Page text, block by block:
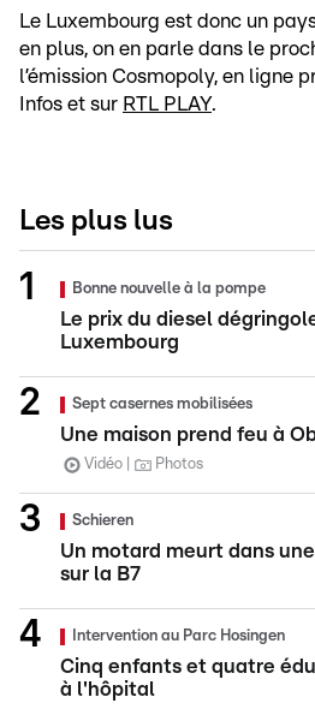
Le Luxembourg est donc un
en plus, on en parle dans le
l’émission Cosmopoly, en ligne
Infos et sur RTL PLAY.
Les plus lus
Bonne nouvelle à la pompe
Le prix du diesel
Luxembourg
Sept casernes mobilisées
Une maison prend feu à
Vidéo Photos
Schieren
Un motard meurt dans
sur la B7
Intervention au Parc Hosingen
Cinq enfants et quatre
à l'hôpital